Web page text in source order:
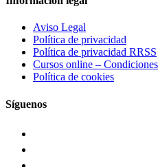
Aviso Legal
Política de privacidad
Política de privacidad RRSS
Cursos online –
Política de cookies
Síguenos